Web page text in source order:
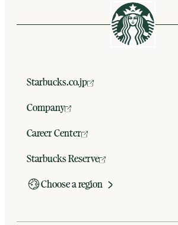
Starbucks.co.jp
Company
Career Center
Starbucks Reserve
Choose a region